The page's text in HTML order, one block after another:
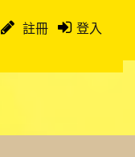
註冊 登入